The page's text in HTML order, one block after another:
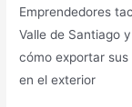
Emprendedores
Valle de Santiago
cómo exportar
en el exterior